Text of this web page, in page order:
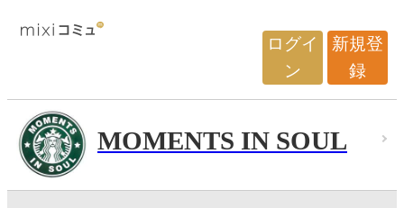
ログイ
ン
新規登
録
MOMENTS IN SOUL